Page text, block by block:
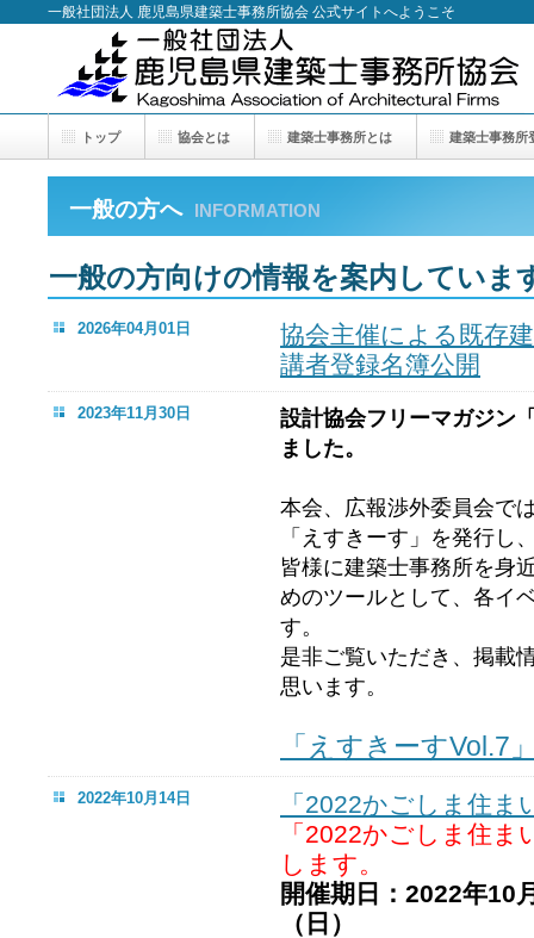
一般社団法人 鹿児島県建築士事務所協会 公式サイトへようこそ
一般の方へ INFORMATION
一般の方向けの情報を案内していま
2026年04月01日
協会主催による既存
講者登録名簿公開
2023年11月30日
設計協会フリーマガジン
ました。
本会、広報渉外委員会で
「えすきーす」を発行し
皆様に建築士事務所を身
めのツールとして、各イ
す。
是非ご覧いただき、掲載
思います。
「えすきーすVol.7
2022年10月14日
「2022かごしま住ま
「2022かごしま住
します。
開催期日：2022年10
（日）
トップ 協会とは 建築士事務所とは 建築士事務所